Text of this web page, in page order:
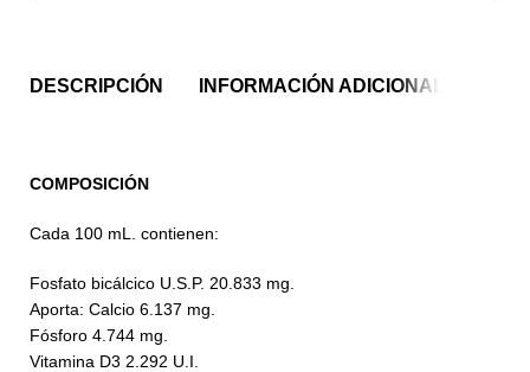
DESCRIPCIÓN INFORMACIÓN ADICIONAL
COMPOSICIÓN
Cada 100 mL. contienen:
Fosfato bicálcico U.S.P. 20.833 mg.
Aporta: Calcio 6.137 mg.
Fósforo 4.744 mg.
Vitamina D3 2.292 U.I.